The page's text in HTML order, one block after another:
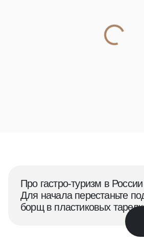
Про гастро-туризм в России
Для начала перестаньте
борщ в пластиковых